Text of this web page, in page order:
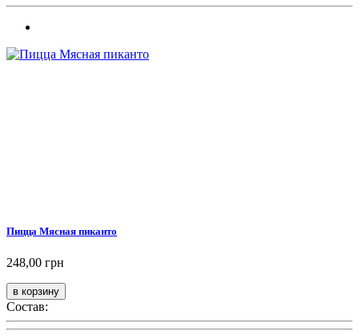
Пицца Мясная пиканто
248,00 грн
Состав: